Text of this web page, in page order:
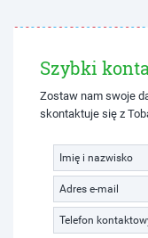
Szybki
Zostaw nam swoje
skontaktuje się z